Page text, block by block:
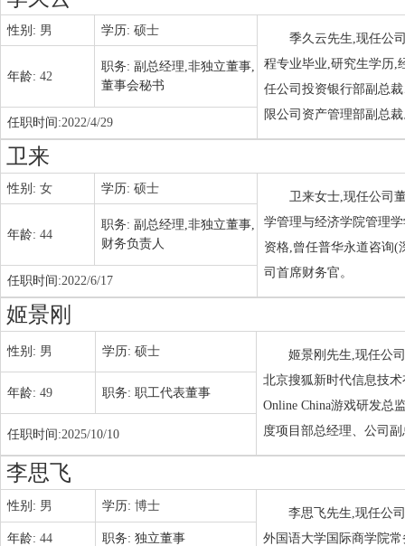
性别: 男 学历: 硕士
季久云先生,现任公
程专业毕业,研究生学历,
任公司投资银行部副总
限公司资产管理部副总
年龄: 42
职务: 副总经理,非独立董事,
董事会秘书
任职时间:2022/4/29
卫来
性别: 女 学历: 硕士
卫来女士,现任公司
学管理与经济学院管理
资格,曾任普华永道咨询(
司首席财务官。
年龄: 44
职务: 副总经理,非独立董事,
财务负责人
任职时间:2022/6/17
姬景刚
性别: 男 学历: 硕士
姬景刚先生,现任公
北京搜狐新时代信息技术
Online China游戏研发总
度项目部总经理、公司
年龄: 49 职务: 职工代表董事
任职时间:2025/10/10
李思飞
性别: 男 学历: 博士
李思飞先生,现任公
外国语大学国际商学院
年龄: 44 职务: 独立董事